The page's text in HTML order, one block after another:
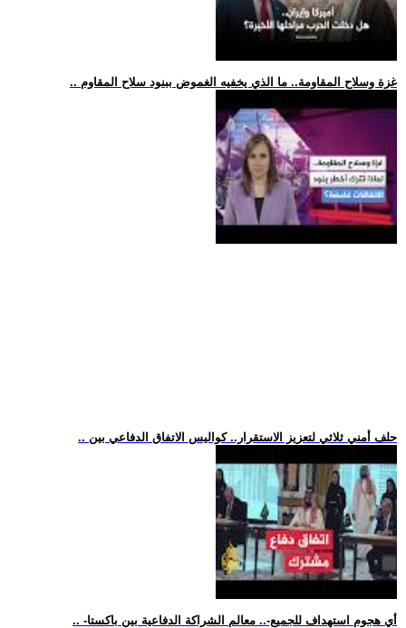
.. غزة وسلاح المقاومة.. ما الذي يخفيه الغموض ببنود سلاح المقاوم
.. حلف أمني ثلاثي لتعزيز الاستقرار.. كواليس الاتفاق الدفاعي بين
.. -أي هجوم استهداف للجميع-.. معالم الشراكة الدفاعية بين باكستا